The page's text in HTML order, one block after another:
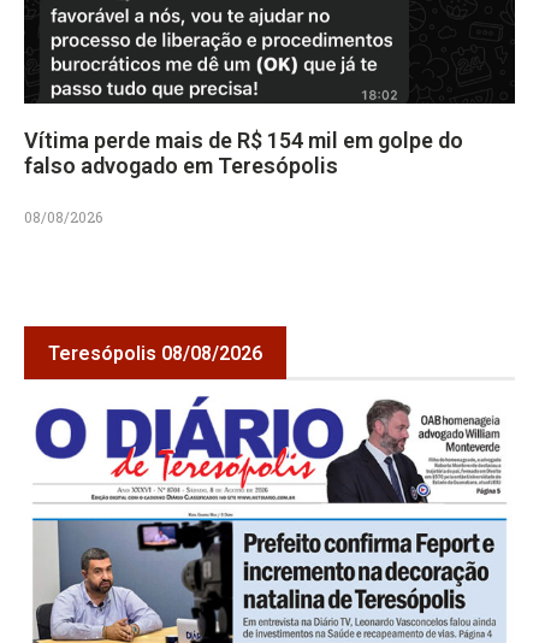
Vítima perde mais de R$ 154 mil em golpe do
falso advogado em Teresópolis
08/08/2026
Teresópolis 08/08/2026